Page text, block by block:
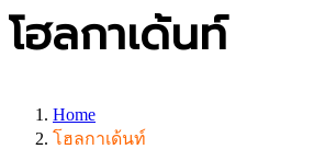
โฮลกาเด้นท์
Home
โฮลกาเด้นท์